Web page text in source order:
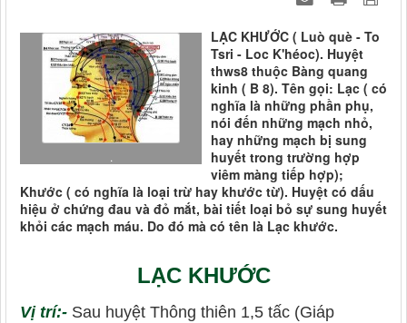
.
LẠC KHƯỚC ( Luò què - To
Tsri - Loc K'héoc). Huyệt
thws8 thuộc Bàng quang
kinh ( B 8). Tên gọi: Lạc ( có
nghĩa là những phần phụ,
nói đến những mạch nhỏ,
hay những mạch bị sung
huyết trong trường hợp
viêm màng tiếp hợp);
Khước ( có nghĩa là loại trừ hay khước từ). Huyệt có dấu
hiệu ở chứng đau và đỏ mắt, bài tiết loại bỏ sự sung huyết
khỏi các mạch máu. Do đó mà có tên là Lạc khước.
LẠC KHƯỚC
Vị trí:- Sau huyệt Thông thiên 1,5 tấc (Giáp